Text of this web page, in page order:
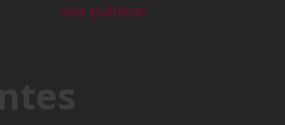
vias publicas